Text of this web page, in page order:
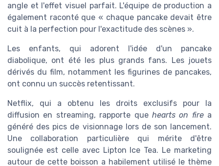
angle et l'effet visuel parfait. L'équipe de production a
également raconté que « chaque pancake devait être
cuit à la perfection pour l'exactitude des scènes ».
Les enfants, qui adorent l'idée d'un pancake
diabolique, ont été les plus grands fans. Les jouets
dérivés du film, notamment les figurines de pancakes,
ont connu un succès retentissant.
Netflix, qui a obtenu les droits exclusifs pour la
diffusion en streaming, rapporte que hearts on firea
généré des pics de visionnage lors de son lancement.
Une collaboration particulière qui mérite d'être
soulignée est celle avec Lipton Ice Tea. Le marketing
autour de cette boisson a habilement utilisé le thème